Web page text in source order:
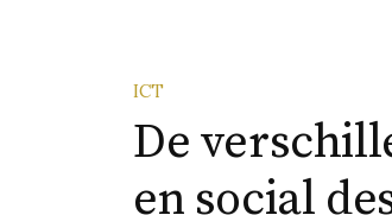
ICT
De
en social